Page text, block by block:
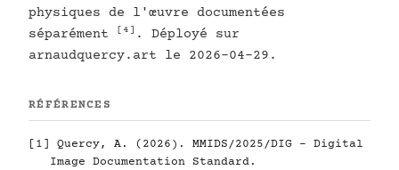
physiques de l'œuvre documentées
séparément
[4] . Déployé sur
arnaudquercy.art le 2026-04-29.
RÉFÉRENCES
[1]
Quercy, A. (2026). MMIDS/2025/DIG - Digital
Image Documentation Standard.